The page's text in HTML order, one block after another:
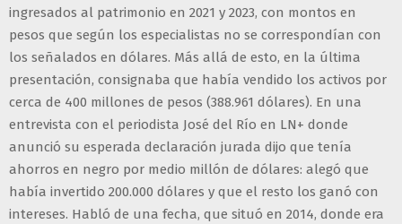
ingresados al patrimonio en 2021 y 2023, con montos en
pesos que según los especialistas no se correspondían con
los señalados en dólares. Más allá de esto, en la última
presentación, consignaba que había vendido los activos por
cerca de 400 millones de pesos (388.961 dólares). En una
entrevista con el periodista José del Río en LN+ donde
anunció su esperada declaración jurada dijo que tenía
ahorros en negro por medio millón de dólares: alegó que
había invertido 200.000 dólares y que el resto los ganó con
intereses. Habló de una fecha, que situó en 2014, donde era